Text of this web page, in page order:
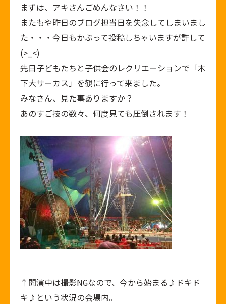
まずは、アキさんごめんなさい！！
またもや昨日のブログ担当日を失念してしまいまし
た・・・今日もかぶって投稿しちゃいますが許して
(>_<)
先日子どもたちと子供会のレクリエーションで「木
下大サーカス」を観に行って来ました。
みなさん、見た事ありますか？
あのすご技の数々、何度見ても圧倒されます！
↑開演中は撮影NGなので、今から始まる♪ドキド
キ♪という状況の会場内。